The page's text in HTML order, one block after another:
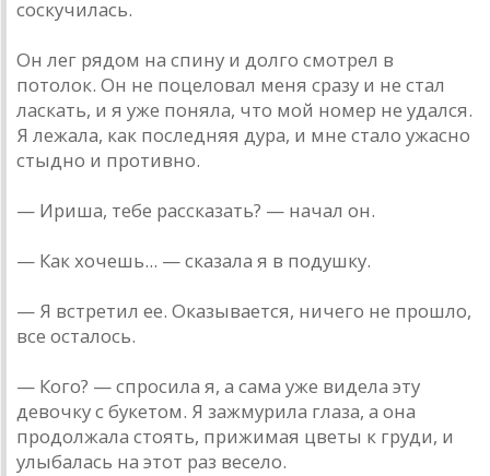
соскучилась.
Он лег рядом на спину и долго смотрел в
потолок. Он не поцеловал меня сразу и не стал
ласкать, и я уже поняла, что мой номер не удался.
Я лежала, как последняя дура, и мне стало ужасно
стыдно и противно.
— Ириша, тебе рассказать? — начал он.
— Как хочешь... — сказала я в подушку.
— Я встретил ее. Оказывается, ничего не прошло,
все осталось.
— Кого? — спросила я, а сама уже видела эту
девочку с букетом. Я зажмурила глаза, а она
продолжала стоять, прижимая цветы к груди, и
улыбалась на этот раз весело.